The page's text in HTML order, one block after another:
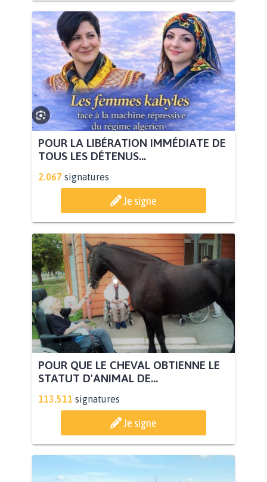
POUR LA LIBÉRATION IMMÉDIATE DE
TOUS LES DÉTENUS...
2.067 signatures
Je signe
POUR QUE LE CHEVAL OBTIENNE LE
STATUT D'ANIMAL DE...
113.511 signatures
Je signe